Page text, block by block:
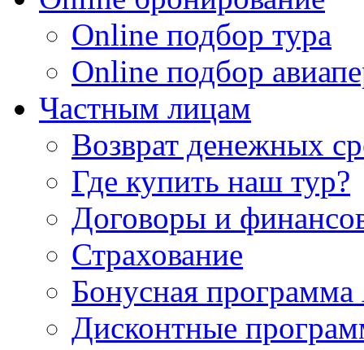
Online подбор тура
Online подбор
Частным лицам
Возврат денежных
Где купить наш тур?
Договоры и
Страхование
Бонусная
Дисконтные